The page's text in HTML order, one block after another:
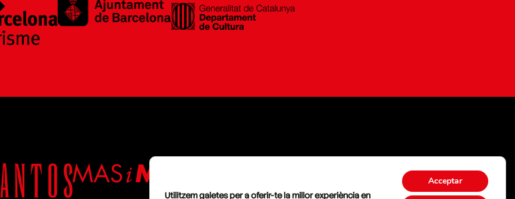
Utilitzem galetes per a oferir-te la millor experiència en
Acceptar